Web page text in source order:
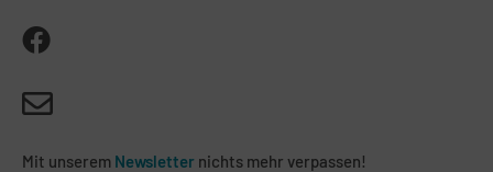
Mit unserem Newsletter nichts mehr verpassen!